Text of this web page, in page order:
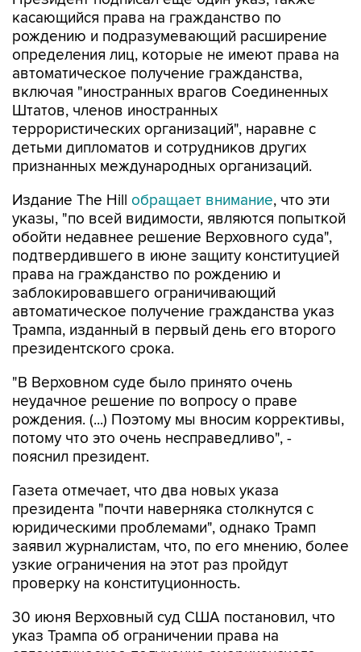
касающийся права на гражданство по
рождению и подразумевающий расширение
определения лиц, которые не имеют права на
автоматическое получение гражданства,
включая "иностранных врагов Соединенных
Штатов, членов иностранных
террористических организаций", наравне с
детьми дипломатов и сотрудников других
признанных международных организаций.
Издание The Hill обращает внимание, что эти
указы, "по всей видимости, являются попыткой
обойти недавнее решение Верховного суда",
подтвердившего в июне защиту конституцией
права на гражданство по рождению и
заблокировавшего ограничивающий
автоматическое получение гражданства указ
Трампа, изданный в первый день его второго
президентского срока.
"В Верховном суде было принято очень
неудачное решение по вопросу о праве
рождения. (...) Поэтому мы вносим коррективы,
потому что это очень несправедливо", -
пояснил президент.
Газета отмечает, что два новых указа
президента "почти наверняка столкнутся с
юридическими проблемами", однако Трамп
заявил журналистам, что, по его мнению, более
узкие ограничения на этот раз пройдут
проверку на конституционность.
30 июня Верховный суд США постановил, что
указ Трампа об ограничении права на